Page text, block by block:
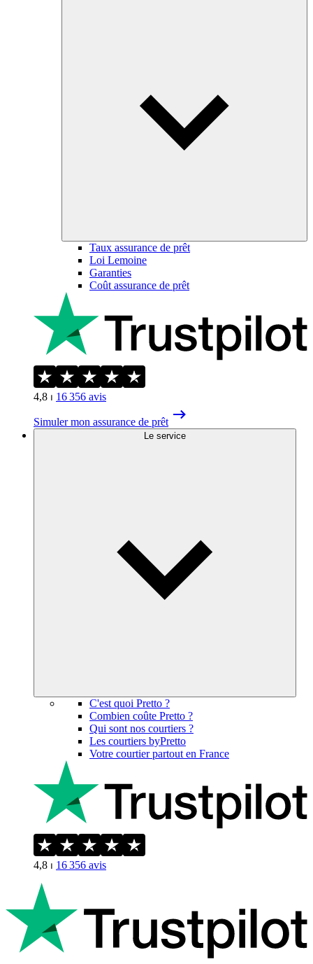
Taux assurance de prêt
Loi Lemoine
Garanties
Coût assurance de prêt
4,8 ⏐ 16 356 avis
Simuler mon assurance de prêt
Le service
C'est quoi Pretto ?
Combien coûte Pretto ?
Qui sont nos courtiers ?
Les courtiers byPretto
Votre courtier partout en France
4,8 ⏐ 16 356 avis